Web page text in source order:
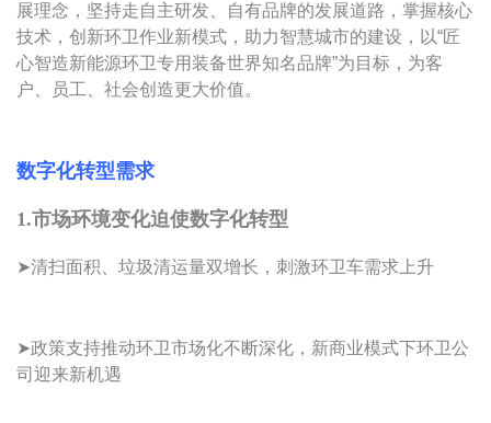
展理念，坚持走自主研发、自有品牌的发展道路，掌握核心
技术，创新环卫作业新模式，助力智慧城市的建设，以“匠
心智造新能源环卫专用装备世界知名品牌”为目标，为客
户、员工、社会创造更大价值。
数字化转型需求
1.市场环境变化迫使数字化转型
➤清扫面积、垃圾清运量双增长，刺激环卫车需求上升
➤政策支持推动环卫市场化不断深化，新商业模式下环卫公
司迎来新机遇